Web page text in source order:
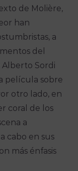
de Molière,
han
a
del
Sordi
película sobre
otro lado, en
coral de los
a
cabo en sus
más énfasis